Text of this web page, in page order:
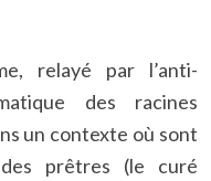
relayé par l’anti-
des racines
un contexte où sont
prêtres (le curé